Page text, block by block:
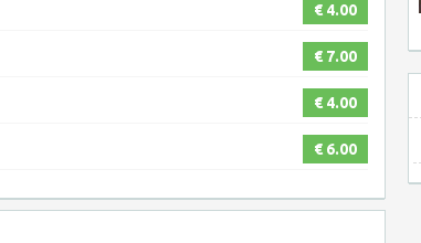
€ 4.00
€ 7.00
€ 4.00
€ 6.00